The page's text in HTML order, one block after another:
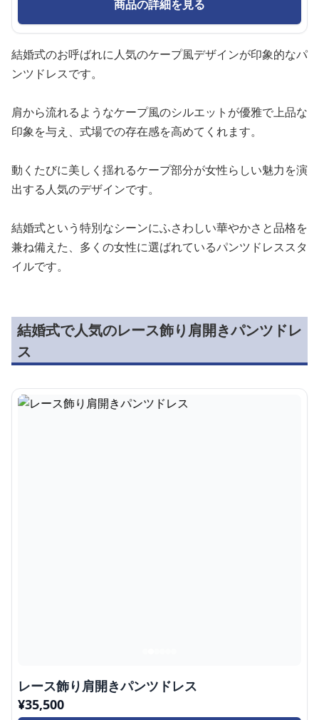
商品の詳細を見る
結婚式のお呼ばれに人気のケープ風デザインが印象的なパ
ンツドレスです。
肩から流れるようなケープ風のシルエットが優雅で上品な
印象を与え、式場での存在感を高めてくれます。
動くたびに美しく揺れるケープ部分が女性らしい魅力を演
出する人気のデザインです。
結婚式という特別なシーンにふさわしい華やかさと品格を
兼ね備えた、多くの女性に選ばれているパンツドレススタ
イルです。
結婚式で人気のレース飾り肩開きパンツドレ
ス
レース飾り肩開きパンツドレス
¥35,500